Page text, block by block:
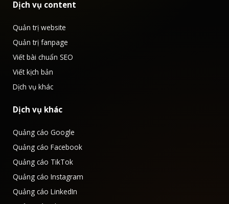
Dịch vụ content
Quản trị website
Quản trị fanpage
Viết bài chuẩn SEO
Viết kịch bản
Dịch vụ khác
Dịch vụ khác
Quảng cáo Google
Quảng cáo Facebook
Quảng cáo TikTok
Quảng cáo Instagram
Quảng cáo LinkedIn